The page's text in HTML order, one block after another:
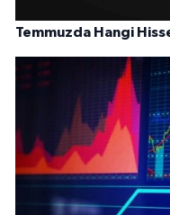
Temmuzda Hangi